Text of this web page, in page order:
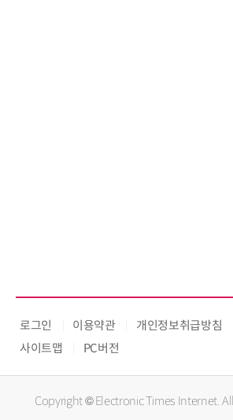
로그인 이용약관 개인정보취급방침
사이트맵
PC버전
Copyright © Electronic Times Internet.